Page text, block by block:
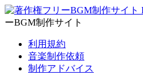
ーBGM制作サイト
利用規約
音楽制作依頼
制作アドバイス